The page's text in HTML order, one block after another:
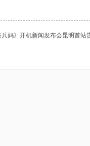
妈》开机新闻发布会昆明首站